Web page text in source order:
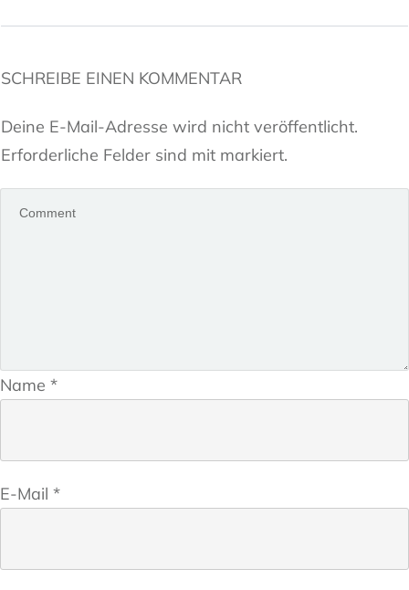
SCHREIBE EINEN KOMMENTAR
Deine E-Mail-Adresse wird nicht veröffentlicht.
Erforderliche Felder sind mit markiert.
Name *
E-Mail *